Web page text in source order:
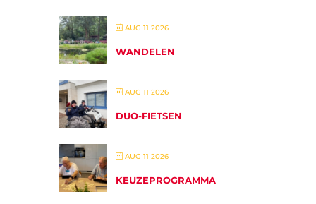
AUG 11 2026
WANDELEN
AUG 11 2026
DUO-FIETSEN
AUG 11 2026
KEUZEPROGRAMMA